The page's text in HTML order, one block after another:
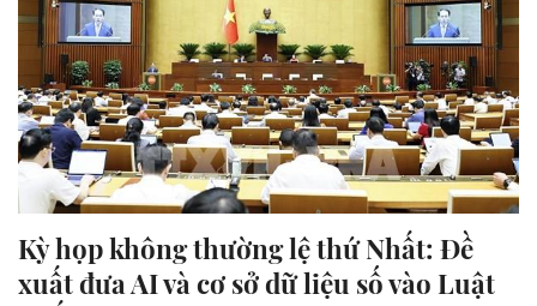
Kỳ họp không thường lệ thứ Nhất: Đề
xuất đưa AI và cơ sở dữ liệu số vào Luật